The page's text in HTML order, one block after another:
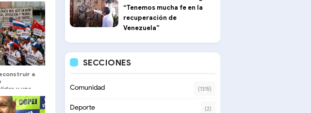
a
y una
en el
“Tenemos mucha fe en la
recuperación de
Venezuela”
SECCIONES
Comunidad (1315)
Deporte (2)